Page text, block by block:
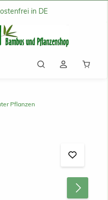
in DE
Pflanzen